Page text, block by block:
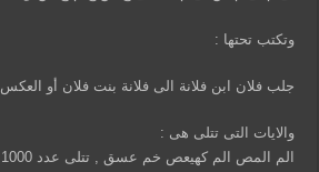
وتكتب تحتها :
جلب فلان ابن فلانة الى فلانة بنت فلان أو العكس
والايات التى تتلى هى :